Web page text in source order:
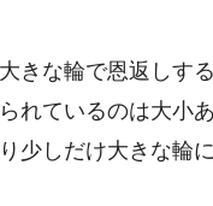
きな輪で恩返しす
れているのは大小
少しだけ大きな輪